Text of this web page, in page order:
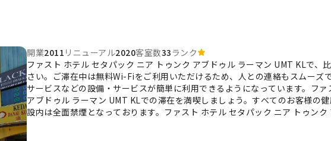
開業2011 リニューアル2020客室数33ランク
ファスト ホテル セタパック ニア トゥンク アブドゥル ラーマン UMT KLで、
さい。ご滞在中は無料Wi-Fiをご利用いただけるため、人との連絡もスムーズ
サービスなどの設備・サービスが簡単に利用できるようになっています。フ
アブドゥル ラーマン UMT KLでの滞在を満喫しましょう。すべてのお客様の
設内は全面禁煙となっております。ファスト ホテル セタパック ニア トゥン
適なご滞在をサポートする便利な設備とサービスを備えた客室をご用意して